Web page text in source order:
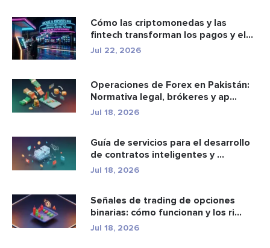
Cómo las criptomonedas y las
fintech transforman los pagos y el
e...
Jul 22, 2026
Operaciones de Forex en Pakistán:
Normativa legal, brókeres y ap...
Jul 18, 2026
Guía de servicios para el desarrollo
de contratos inteligentes y ...
Jul 18, 2026
Señales de trading de opciones
binarias: cómo funcionan y los ri...
Jul 18, 2026